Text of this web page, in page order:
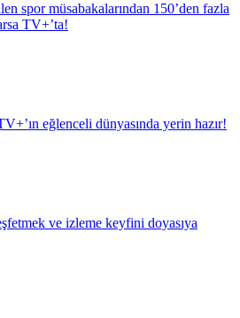
spor müsabakalarından 150’den fazla
TV+’ta!
eğlenceli dünyasında yerin hazır!
ve izleme keyfini doyasıya